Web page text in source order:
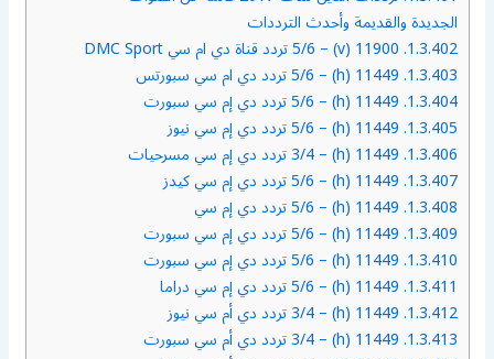
الجديدة والقديمة وأحدث الترددات
1.3.402.
1.3.403.
1.3.404.
1.3.405.
1.3.406.
1.3.407.
1.3.408.
1.3.409.
1.3.410.
1.3.411.
1.3.412.
1.3.413.